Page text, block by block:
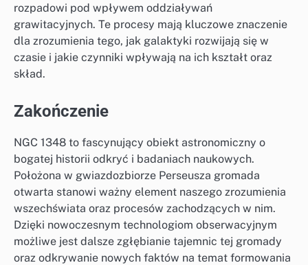
rozpadowi pod wpływem oddziaływań
grawitacyjnych. Te procesy mają kluczowe znaczenie
dla zrozumienia tego, jak galaktyki rozwijają się w
czasie i jakie czynniki wpływają na ich kształt oraz
skład.
Zakończenie
NGC 1348 to fascynujący obiekt astronomiczny o
bogatej historii odkryć i badaniach naukowych.
Położona w gwiazdozbiorze Perseusza gromada
otwarta stanowi ważny element naszego zrozumienia
wszechświata oraz procesów zachodzących w nim.
Dzięki nowoczesnym technologiom obserwacyjnym
możliwe jest dalsze zgłębianie tajemnic tej gromady
oraz odkrywanie nowych faktów na temat formowania